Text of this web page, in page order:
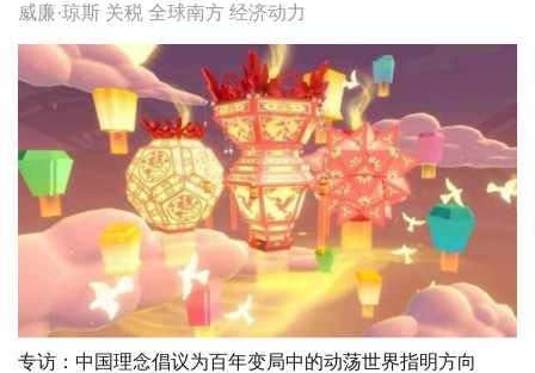
威廉·琼斯 关税 全球南方 经济动力
专访：中国理念倡议为百年变局中的动荡世界指明方向